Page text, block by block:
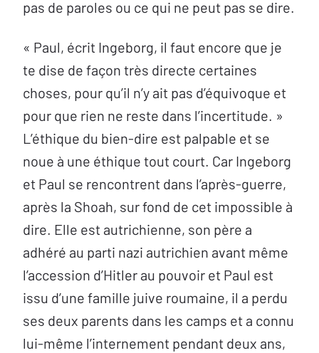
pas de paroles ou ce qui ne peut pas se dire.
« Paul, écrit Ingeborg, il faut encore que je
te dise de façon très directe certaines
choses, pour qu’il n’y ait pas d’équivoque et
pour que rien ne reste dans l’incertitude. »
L’éthique du bien-dire est palpable et se
noue à une éthique tout court. Car Ingeborg
et Paul se rencontrent dans l’après-guerre,
après la Shoah, sur fond de cet impossible à
dire. Elle est autrichienne, son père a
adhéré au parti nazi autrichien avant même
l’accession d’Hitler au pouvoir et Paul est
issu d’une famille juive roumaine, il a perdu
ses deux parents dans les camps et a connu
lui-même l’internement pendant deux ans,